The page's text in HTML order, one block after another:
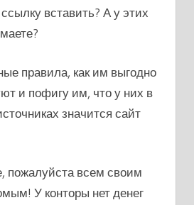
вставить? А у этих
правила, как им выгодно
и пофигу им, что у них в
значится сайт
пожалуйста всем своим
У конторы нет денег